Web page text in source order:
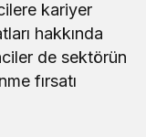
kariyer
hakkında
de sektörün
fırsatı